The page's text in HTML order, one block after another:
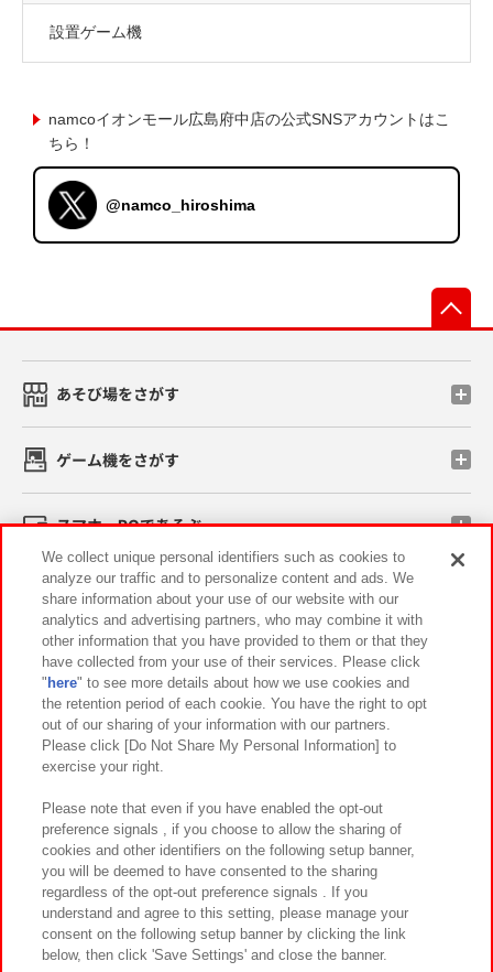
設置ゲーム機
namcoイオンモール広島府中店の公式SNSアカウントはこ
ちら！
@namco_hiroshima
あそび場をさがす
ゲーム機をさがす
スマホ・PCであそぶ
イベント・キャンペーン
関連会社 サステナビリティ サイトポリシー
プライバシーポリシー ウェブアクセシビリティ方針と検証結果
お取引先さまとともに
カスタマーハラスメント対応方針 よくあるご質問・お問い合わせ
©Bandai Namco Amusement Inc.
We collect unique personal identifiers such as cookies to
analyze our traffic and to personalize content and ads. We
share information about your use of our website with our
analytics and advertising partners, who may combine it with
other information that you have provided to them or that they
have collected from your use of their services. Please click
" here" to see more details about how we use cookies and
the retention period of each cookie. You have the right to opt
out of our sharing of your information with our partners.
Please click [Do Not Share My Personal Information] to
exercise your right.
Please note that even if you have enabled the opt-out
preference signals , if you choose to allow the sharing of
cookies and other identifiers on the following setup banner,
you will be deemed to have consented to the sharing
regardless of the opt-out preference signals . If you
understand and agree to this setting, please manage your
consent on the following setup banner by clicking the link
below, then click 'Save Settings' and close the banner.